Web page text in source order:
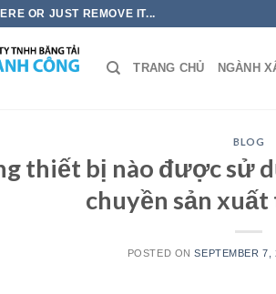
OR JUST REMOVE IT...
TRANG CHỦ NGÀNH
BLOG
thiết bị nào được sử
chuyền sản
POSTED ONSEPTEMBER 7,